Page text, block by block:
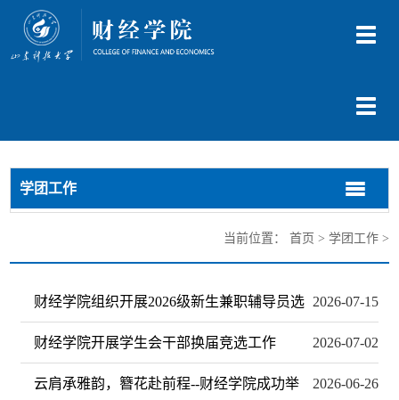
切
切
导
学团工作
切
换
航
切
换
航
当前位置： 首页 > 学团工作>
财经学院组织开展2026级新生兼职辅导员选 2026-07-15
财经学院开展学生会干部换届竞选工作 2026-07-02
云肩承雅韵，簪花赴前程--财经学院成功举 2026-06-26